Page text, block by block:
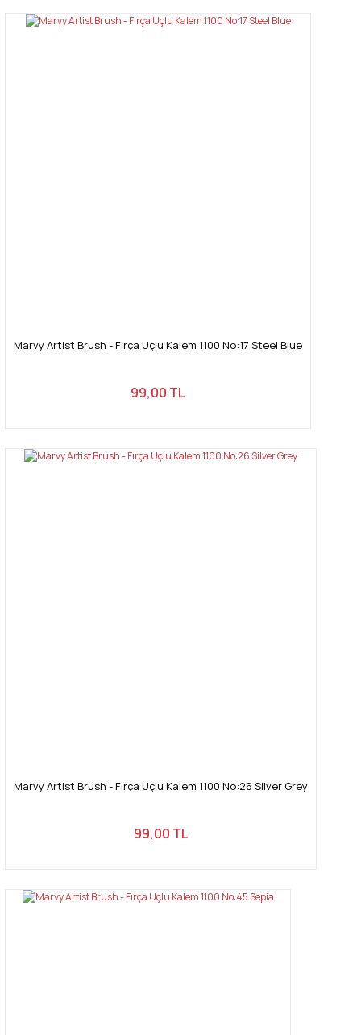
Marvy Artist Brush - Fırça Uçlu Kalem 1100 No:17 Steel Blue
99,00 TL
Marvy Artist Brush - Fırça Uçlu Kalem 1100 No:26 Silver Grey
99,00 TL